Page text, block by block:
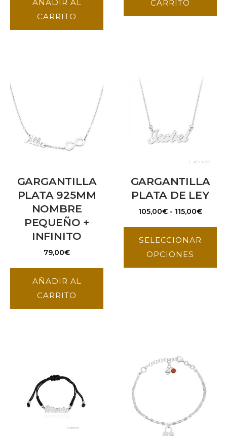
AÑADIR AL
CARRITO
CARRITO
GARGANTILLA
PLATA 925MM
NOMBRE
PEQUEÑO +
INFINITO
79,00€
AÑADIR AL
CARRITO
GARGANTILLA
PLATA DE LEY
105,00€ - 115,00€
SELECCIONAR
OPCIONES